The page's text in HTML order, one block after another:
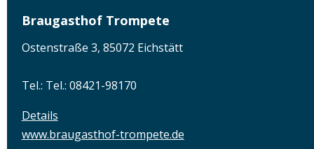
Braugasthof Trompete
Ostenstraße 3, 85072 Eichstätt
Tel.: Tel.: 08421-98170
Details
www.braugasthof-trompete.de